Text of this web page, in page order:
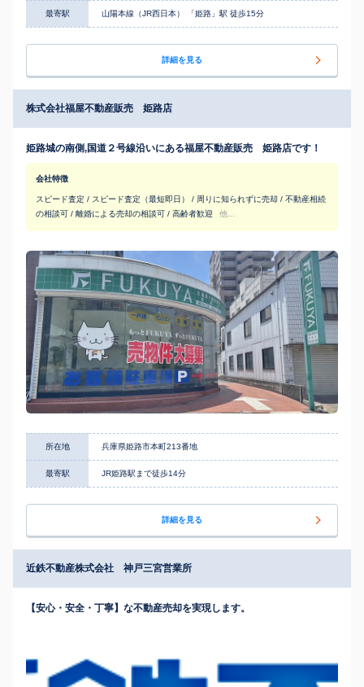
最寄駅 山陽本線（JR西日本） 「姫路」駅 徒歩15分
詳細を見る
株式会社福屋不動産販売 姫路店
姫路城の南側,国道２号線沿いにある福屋不動産販売 姫路店です！
会社特徴
スピード査定 / スピード査定（最短即日） / 周りに知られずに売却 / 不動産相続
の相談可 / 離婚による売却の相談可 / 高齢者歓迎
他...
所在地 兵庫県姫路市本町213番地
最寄駅 JR姫路駅まで徒歩14分
詳細を見る
近鉄不動産株式会社 神戸三宮営業所
【安心・安全・丁寧】な不動産売却を実現します。